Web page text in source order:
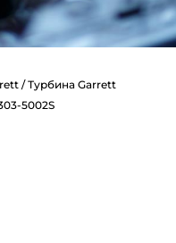
/ Турбина Garrett
5002S